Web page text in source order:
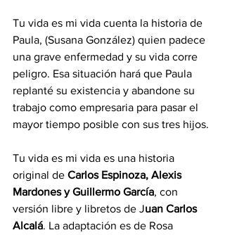
Tu vida es mi vida cuenta la historia de
Paula, (Susana González) quien padece
una grave enfermedad y su vida corre
peligro. Esa situación hará que Paula
replanté su existencia y abandone su
trabajo como empresaria para pasar el
mayor tiempo posible con sus tres hijos.
Tu vida es mi vida es una historia
original de Carlos Espinoza, Alexis
Mardones y Guillermo García, con
versión libre y libretos de Juan Carlos
Alcalá. La adaptación es de Rosa